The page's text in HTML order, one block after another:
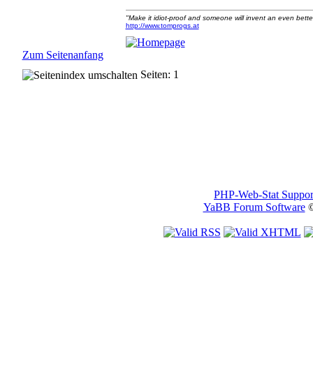
Zum Seitenanfang
"Make it idiot-proof and someone will invent an even
http://www.tomprogs.at
Seiten: 1
PHP-Web-Stat
YaBB Forum Software©